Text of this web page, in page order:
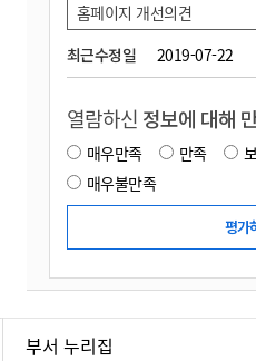
최근수정일 2019-07-22
홈페이지 개선의견
열람하신 정보에 대해
매우만족 만족
매우불만족
부서 누리집